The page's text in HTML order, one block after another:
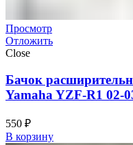
Просмотр
Отложить
Close
Бачок
Yamaha YZF-R1 02-
550 ₽
В корзину